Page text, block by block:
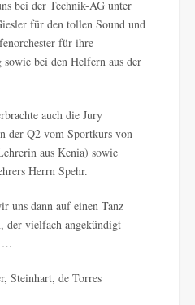
bei der Technik-AG unter
für den tollen Sound und
für ihre
bei den Helfern aus der
auch die Jury
der Q2 vom Sportkurs von
aus Kenia) sowie
Herrn Spehr.
uns dann auf einen Tanz
der vielfach angekündigt
Steinhart, de Torres